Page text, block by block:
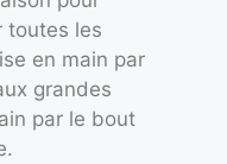
toutes les
en main par
grandes
par le bout